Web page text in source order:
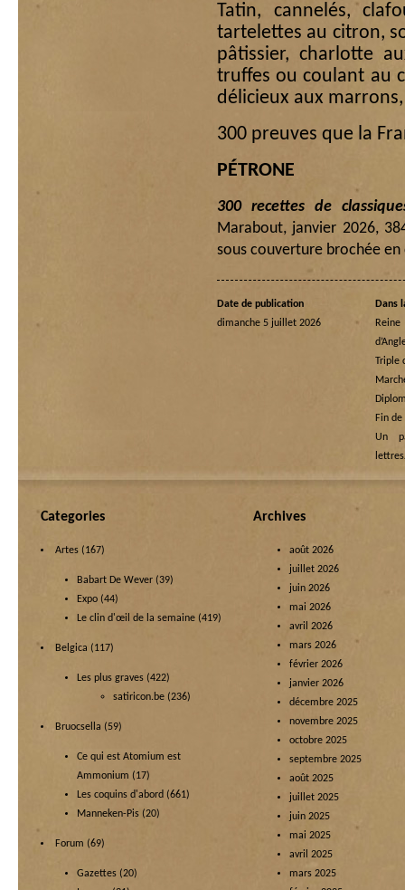
Tatin, cannelés,
tartelettes au citron,
pâtissier, charlotte
truffes ou coulant au
délicieux aux
300 preuves que la
PÉTRONE
300 recettes de
Marabout, janvier 2026,
sous couverture brochée en
Date de publication
dimanche 5 juillet 2026
Dans
Triple
Fin
Un
Categories
Artes (167)
Babart De Wever (39)
Expo (44)
Le clin d'œil de la semaine (419)
Belgica (117)
Les plus graves (422)
satiricon.be (236)
Bruocsella (59)
Ce qui est Atomium est
Ammonium (17)
Les coquins d'abord (661)
Manneken-Pis (20)
Forum (69)
Gazettes (20)
Archives
août 2026
juillet 2026
juin 2026
mai 2026
avril 2026
mars 2026
février 2026
janvier 2026
décembre 2025
novembre 2025
octobre 2025
septembre 2025
août 2025
juillet 2025
juin 2025
mai 2025
avril 2025
mars 2025